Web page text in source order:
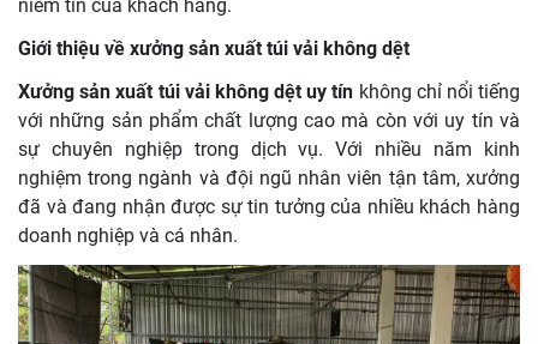
niềm tin của khách hàng.
Giới thiệu về xưởng sản xuất túi vải không dệt
Xưởng sản xuất túi vải không dệt uy tín không chỉ nổi tiếng
với những sản phẩm chất lượng cao mà còn với uy tín và
sự chuyên nghiệp trong dịch vụ. Với nhiều năm kinh
nghiệm trong ngành và đội ngũ nhân viên tận tâm, xưởng
đã và đang nhận được sự tin tưởng của nhiều khách hàng
doanh nghiệp và cá nhân.